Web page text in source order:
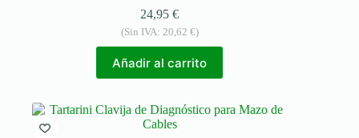
24,95€
(Sin IVA: 20,62 €)
Añadir al carrito